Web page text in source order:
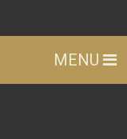
MENU